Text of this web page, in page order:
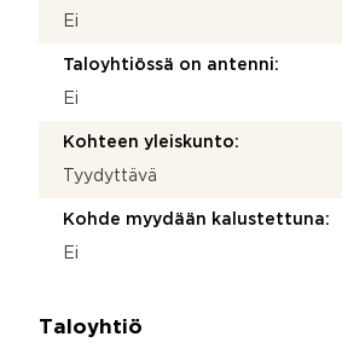
Ei
Taloyhtiössä on antenni:
Ei
Kohteen yleiskunto:
Tyydyttävä
Kohde myydään kalustettuna:
Ei
Taloyhtiö